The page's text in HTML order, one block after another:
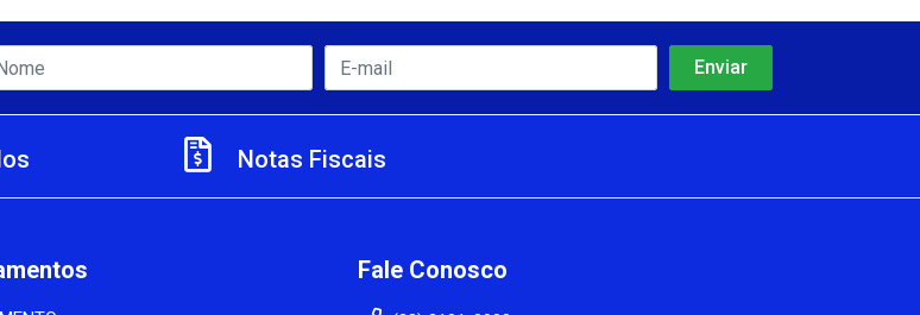
Notas Fiscais
Fale Conosco